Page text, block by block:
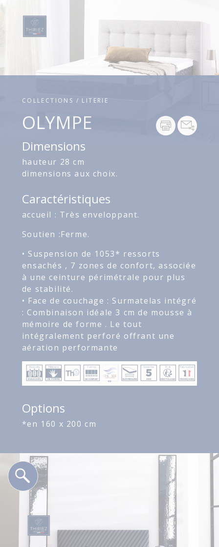
COLLECTIONS / LITERIE
OLYMPE
Dimensions
hauteur 28 cm
dimensions aux choix.
Caractéristiques
accueil : Très enveloppant.
Soutien :Ferme.
• Suspension de 1053* ressorts
ensachés , 7 zones de confort, associée
à une ceinture périmétrale pour plus
de stabilité.
• Face de couchage : Surmatelas intégré
: Combinaison idéale 3 cm de mousse à
mémoire de forme . Le tout
intégralement perforé offrant une
aération performante
Options
*en 160 x 200 cm